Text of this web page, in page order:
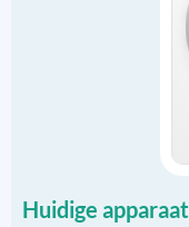
Huidige apparaat